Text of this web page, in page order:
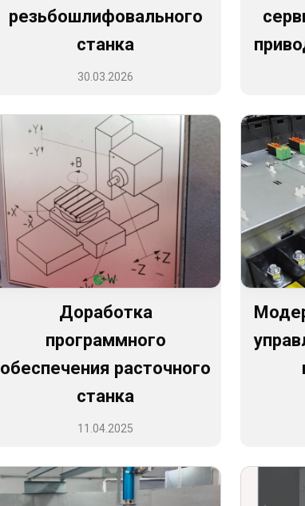
резьбошлифовального
станка
30.03.2026
Доработка
программного
обеспечения расточного
станка
11.04.2025